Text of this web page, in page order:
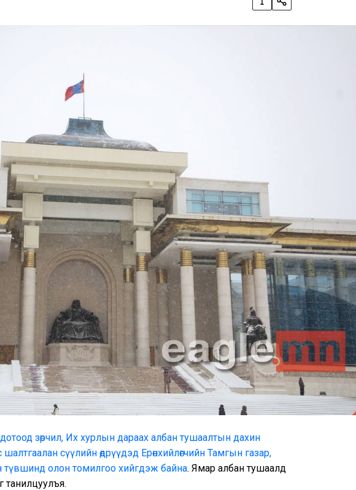
зөрчил, Их хурлын дараах албан тушаалтын дахин
сүүлийн өдрүүдэд Ерөнхийлөгчийн Тамгын газар,
түвшинд олон томилгоо хийгдэж байна. Ямар албан тушаалд
танилцуулъя.